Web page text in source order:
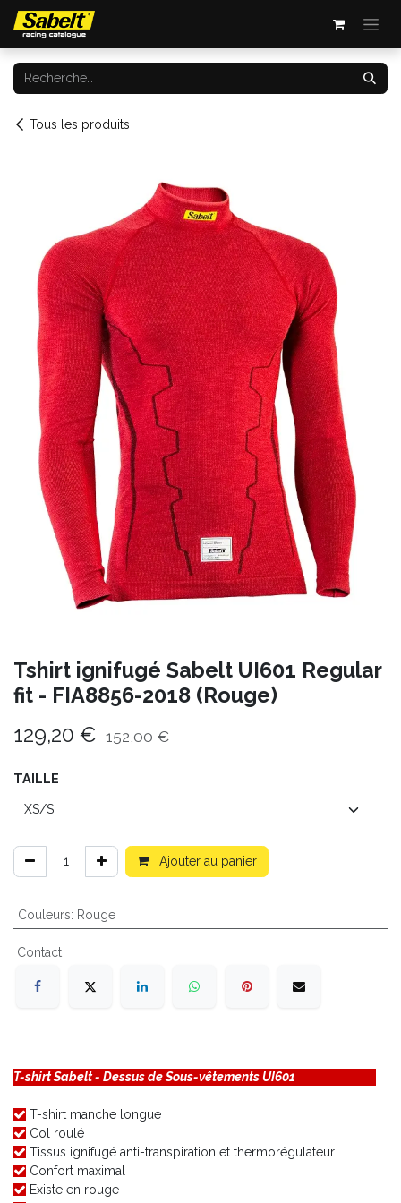
Se rendre au contenu
Tous les produits
Tshirt ignifugé Sabelt UI601 Regular
fit - FIA8856-2018 (Rouge)
129,20 € 152,00€
TAILLE
Ajouter au panier
Couleurs: Rouge
Contact
T-shirt Sabelt - Dessus de Sous-vêtements UI601
T-shirt manche longue
Col roulé
Tissus ignifugé anti-transpiration et thermorégulateur
Confort maximal
Existe en rouge